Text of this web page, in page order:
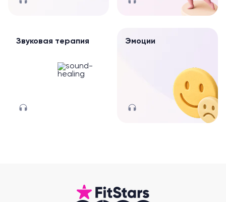
Звуковая терапия Эмоции